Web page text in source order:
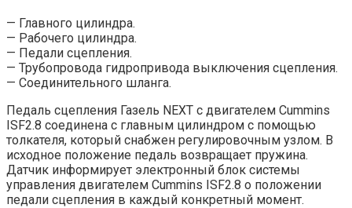
— Главного цилиндра.
— Рабочего цилиндра.
— Педали сцепления.
— Трубопровода гидропривода выключения сцепления.
— Соединительного шланга.
Педаль сцепления Газель NEXT с двигателем Cummins
ISF2.8 соединена с главным цилиндром с помощью
толкателя, который снабжен регулировочным узлом. В
исходное положение педаль возвращает пружина.
Датчик информирует электронный блок системы
управления двигателем Cummins ISF2.8 о положении
педали сцепления в каждый конкретный момент.